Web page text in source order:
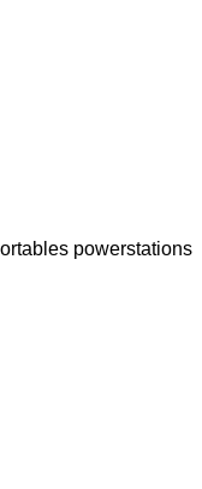
powerstations